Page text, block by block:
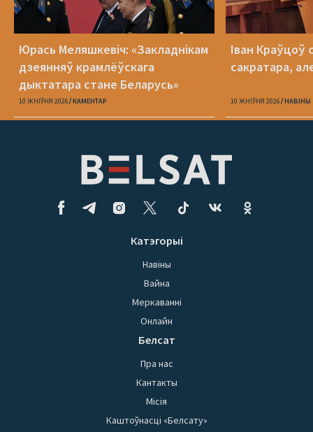
Юрась Меляшкевіч: «Закладнікам
дзеянняў крамлёўскага
дыктатара стане Беларусь»
10 ЖНІЎНЯ 2026 КАМЕНТАР
Іван
сакратара,
10 ЖНІЎНЯ 2026 НАВІНЫ
Катэгорыі
Навіны
Вайна
Меркаванні
Онлайн
Белсат
Пра нас
Кантакты
Місія
Каштоўнасці «Белсату»